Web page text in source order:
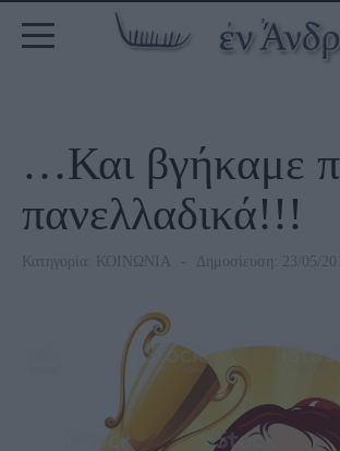
…Και βγήκαμε
πανελλαδικά!!!
Κατηγορία: ΚΟΙΝΩΝΙΑ Δημοσίευση: 23/05/